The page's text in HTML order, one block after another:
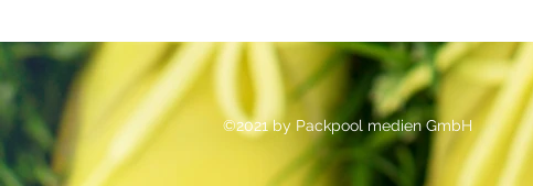
©2021 by Packpool medien GmbH